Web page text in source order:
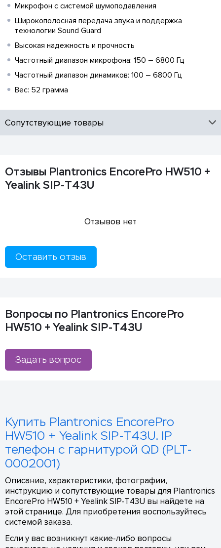
Микрофон с системой шумоподавления
Широкополосная передача звука и поддержка
технологии Sound Guard
Высокая надежность и прочность
Частотный диапазон микрофона: 150 – 6800 Гц
Частотный диапазон динамиков: 100 – 6800 Гц
Вес: 52 грамма
Сопутствующие товары
Отзывы Plantronics EncorePro HW510 +
Yealink SIP-T43U
Отзывов нет
Оставить отзыв
Вопросы по Plantronics EncorePro
HW510 + Yealink SIP-T43U
Задать вопрос
Купить Plantronics EncorePro
HW510 + Yealink SIP-T43U. IP
телефон с гарнитурой QD (PLT-
0002001)
Описание, характеристики, фотографии,
инструкцию и сопутствующие товары для Plantronics
EncorePro HW510 + Yealink SIP-T43U вы найдете на
этой странице. Для приобретения воспользуйтесь
системой заказа.
Если у вас возникнут какие-либо вопросы